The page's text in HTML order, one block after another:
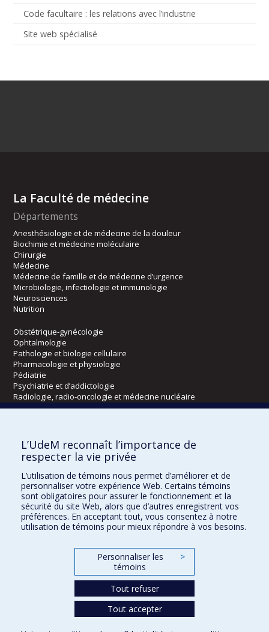
Code facultaire : les relations avec l’industrie
Site web spécialisé
La Faculté de médecine
Départements
Anesthésiologie et de médecine de la douleur
Biochimie et médecine moléculaire
Chirurgie
Médecine
Médecine de famille et de médecine d’urgence
Microbiologie, infectiologie et immunologie
Neurosciences
Nutrition
Obstétrique-gynécologie
Ophtalmologie
Pathologie et biologie cellulaire
Pharmacologie et physiologie
Pédiatrie
Psychiatrie et d’addictologie
Radiologie, radio-oncologie et médecine nucléaire
Kinésiologie et des sciences de l’activité physique
Orthophonie et audiologie
Réadaptation
Directions
DPC
CPASS
L’UdeM reconnaît l’importance de
respecter la vie privée
L’utilisation de témoins nous permet d’améliorer et de
personnaliser votre expérience Web. Certains témoins
sont obligatoires pour assurer le fonctionnement et la
sécurité du site Web, alors que d’autres enregistrent vos
préférences. En acceptant tout, vous consentez à notre
utilisation de témoins pour mieux répondre à vos besoins.
Personnaliser les
témoins
>
Tout refuser
Tout accepter